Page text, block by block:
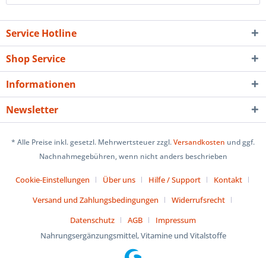
Service Hotline
Shop Service
Informationen
Newsletter
* Alle Preise inkl. gesetzl. Mehrwertsteuer zzgl.Versandkosten und ggf.
Nachnahmegebühren, wenn nicht anders beschrieben
Cookie-Einstellungen Über uns Hilfe / Support
Kontakt
Versand und Zahlungsbedingungen
Widerrufsrecht
Datenschutz
AGB
Impressum
Nahrungsergänzungsmittel, Vitamine und Vitalstoffe